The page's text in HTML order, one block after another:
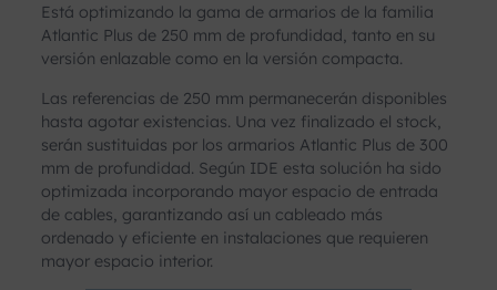
Está optimizando la gama de armarios de la familia
Atlantic Plus de 250 mm de profundidad, tanto en su
versión enlazable como en la versión compacta.
Las referencias de 250 mm permanecerán disponibles
hasta agotar existencias. Una vez finalizado el stock,
serán sustituidas por los armarios Atlantic Plus de 300
mm de profundidad. Según IDE esta solución ha sido
optimizada incorporando mayor espacio de entrada
de cables, garantizando así un cableado más
ordenado y eficiente en instalaciones que requieren
mayor espacio interior.